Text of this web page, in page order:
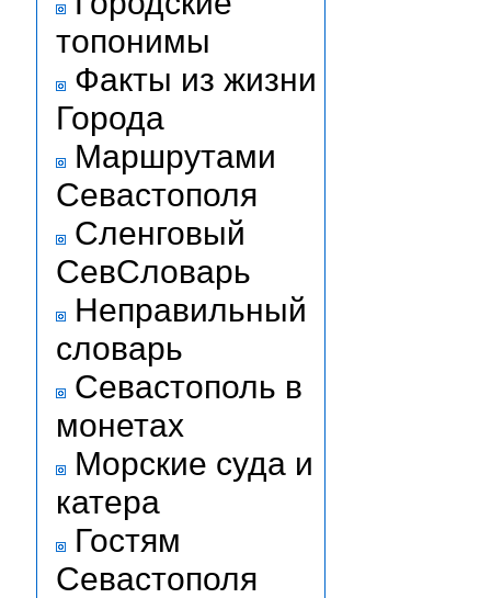
топонимы
Факты из жизни
Города
Маршрутами
Севастополя
Сленговый
СевСловарь
Неправильный
словарь
Севастополь в
монетах
Морские суда и
катера
Гостям
Севастополя